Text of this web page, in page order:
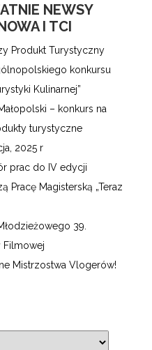
NEWSY
I TCI
Produkt Turystyczny
konkursu
Kulinarnej”
– konkurs na
turystyczne
2025 r
prac do IV edycji
Pracę Magisterską „Teraz
39.
Filmowej
Mistrzostwa Vlogerów!